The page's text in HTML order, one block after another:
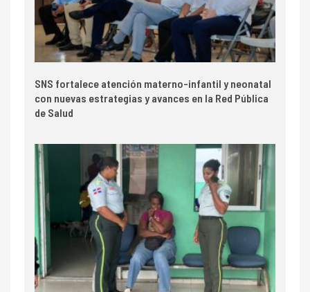
SNS fortalece atención materno-infantil y neonatal
con nuevas estrategias y avances en la Red Pública
de Salud